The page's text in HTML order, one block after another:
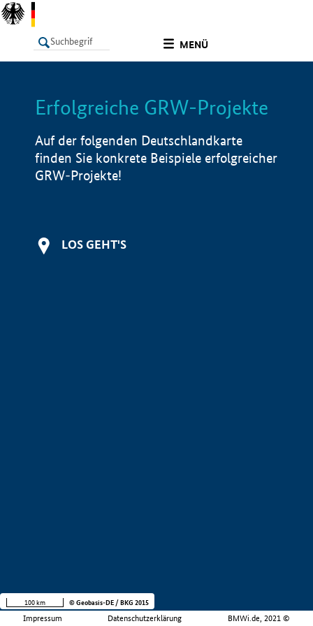
MENÜ
LISTE Info
Erfolgreiche GRW-Projekte
Auf der folgenden Deutschlandkarte
finden Sie konkrete Beispiele erfolgreicher
GRW-Projekte!
LOS GEHT'S
Impressum Datenschutzerklärung BMWi.de, 2021 ©
100 km © Geobasis-DE / BKG 2015